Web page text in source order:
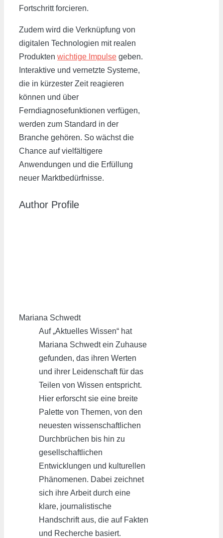
Fortschritt forcieren.
Zudem wird die Verknüpfung von
digitalen Technologien mit realen
Produkten wichtige Impulse geben.
Interaktive und vernetzte Systeme,
die in kürzester Zeit reagieren
können und über
Ferndiagnosefunktionen verfügen,
werden zum Standard in der
Branche gehören. So wächst die
Chance auf vielfältigere
Anwendungen und die Erfüllung
neuer Marktbedürfnisse.
Author Profile
Mariana Schwedt
Auf „Aktuelles Wissen“ hat
Mariana Schwedt ein Zuhause
gefunden, das ihren Werten
und ihrer Leidenschaft für das
Teilen von Wissen entspricht.
Hier erforscht sie eine breite
Palette von Themen, von den
neuesten wissenschaftlichen
Durchbrüchen bis hin zu
gesellschaftlichen
Entwicklungen und kulturellen
Phänomenen. Dabei zeichnet
sich ihre Arbeit durch eine
klare, journalistische
Handschrift aus, die auf Fakten
und Recherche basiert.